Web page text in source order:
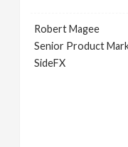
Robert Magee
Senior Product
SideFX